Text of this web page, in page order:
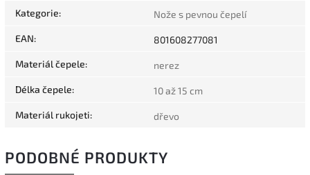
Kategorie: Nože s pevnou čepelí
EAN: 801608277081
Materiál čepele: nerez
Délka čepele: 10 až 15 cm
Materiál rukojeti: dřevo
PODOBNÉ PRODUKTY